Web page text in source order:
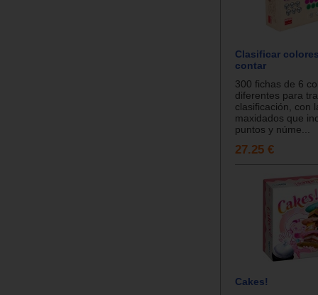
Clasificar
contar
300 fichas de 6
diferentes para
clasificación, con
maxidados que
puntos y núme...
27.25 €
Cakes!